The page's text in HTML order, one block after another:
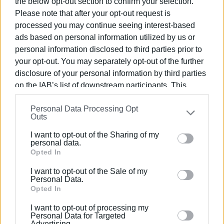
Please note that after your opt-out request is
processed you may continue seeing interest-based
ads based on personal information utilized by us or
personal information disclosed to third parties prior to
your opt-out. You may separately opt-out of the further
disclosure of your personal information by third parties
on the IAB’s list of downstream participants. This
information may also be disclosed by us to third parties
on theIAB’s List of Downstream Participants
that may
further disclose it to other third parties.
Please note that this website/app uses one or more
Google services and may gather and store information
behaviour. You may click to grant or deny consent to
Google and its third-party tags to use your data for
section.
Personal Data Processing Opt
Outs
I want to opt-out of the Sharing of my
personal data.
Opted In
I want to opt-out of the Sale of my
Personal Data.
Opted In
I want to opt-out of processing my
Personal Data for Targeted
Γιατί να ψηφίσει ο Έλληνας και γιατί "ΑΝΤ.ΑΡ.ΣΥ.Α";
Οι εκλογές είναι μία από τις πολλές μάχες, στις οποίες
κονταροχτυπιούνται η τάση της χειραφέτησης με την
τάση της υποταγής. Η αποχή από τις εκλογές, και
μάλιστα χωρίς επεξεργασμένο πολιτικό σκεπτικό,
είναι μια μορφή υποταγής και ιδιώτευσης, που
διευκολύνει τους σχεδιασμούς των κρατούντων.
Η ψήφος στην ΑΝΤΑΡΣΥΑ-Ανατρεπτική Συνεργασία
επίδικα της συγκυρίας, καθώς συμβάλλει:
- Στην καταδίκη των κυβερνώντων και των αντιλαϊκών
πολιτικών, από όποιον πολιτικό χώρο και με όποιο
προσωπείο κι αν εκφράζονται
- Στην καταδίκη του φασισμού, του ρατσισμού, του
σεξισμού